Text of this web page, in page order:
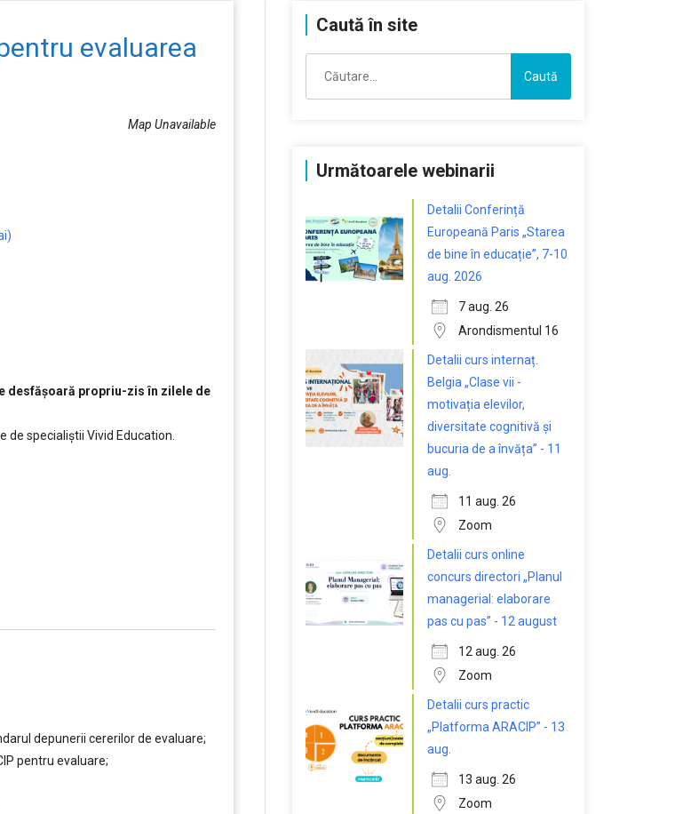
evaluarea
Map Unavailable
desfășoară propriu-zis în zilele de
specialiștii Vivid Education.
depunerii cererilor de evaluare;
pentru evaluare;
Caută în site
după:
Următoarele webinarii
Detalii Conferință
Europeană Paris „Starea
de bine în educație”, 7-10
aug. 2026
7 aug. 26
Arondismentul 16
Detalii curs internaț.
Belgia „Clase vii -
motivația elevilor,
diversitate cognitivă și
bucuria de a învăța” - 11
aug.
11 aug. 26
Zoom
Detalii curs online
concurs directori „Planul
managerial: elaborare
pas cu pas” - 12 august
12 aug. 26
Zoom
Detalii curs practic
„Platforma ARACIP” - 13
aug.
13 aug. 26
Zoom